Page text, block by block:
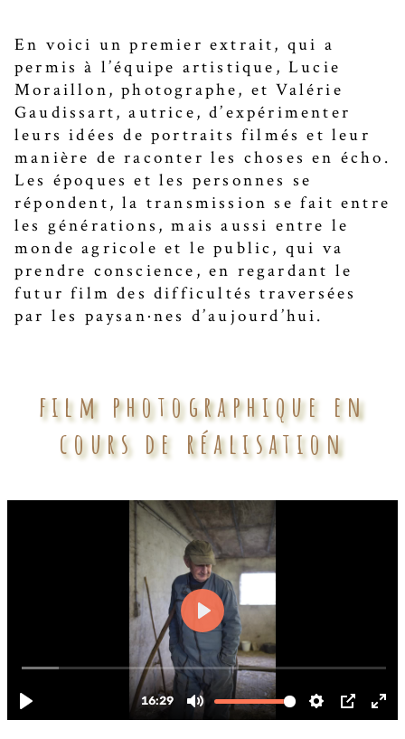
En voici un premier extrait, qui a
permis à l’équipe artistique, Lucie
Moraillon, photographe, et Valérie
Gaudissart, autrice, d’expérimenter
leurs idées de portraits filmés et leur
manière de raconter les choses en écho.
Les époques et les personnes se
répondent, la transmission se fait entre
les générations, mais aussi entre le
monde agricole et le public, qui va
prendre conscience, en regardant le
futur film des difficultés traversées
par les paysan·nes d’aujourd’hui.
film photographique en
cours de réalisation